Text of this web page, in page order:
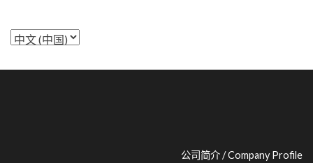
选
公司简介 / Company Profile